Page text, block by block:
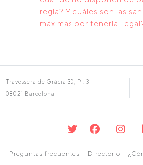
regla? Y cuáles son las
máximas por tenerla
Travessera de Gràcia 30, Pl. 3
08021 Barcelona
Preguntas frecuentes Directorio